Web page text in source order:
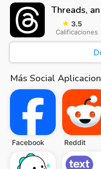
Threads,
3.5
Calificaciones
Más Social
Facebook Reddit